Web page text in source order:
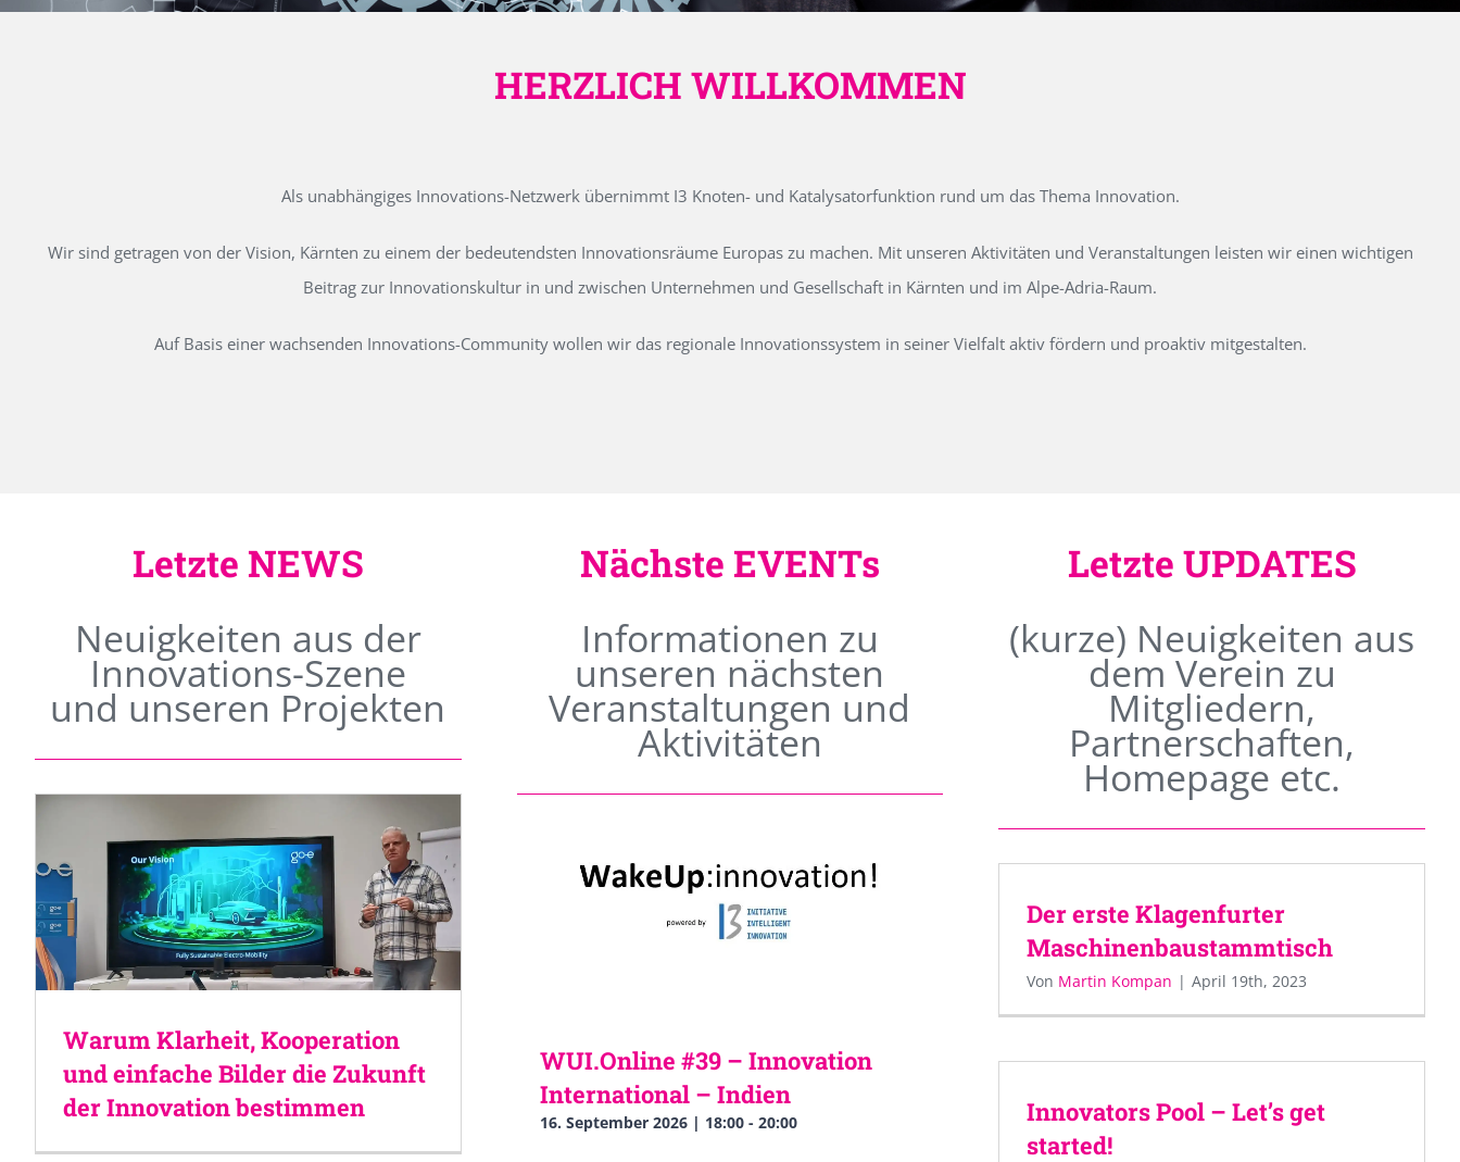
HERZLICH WILLKOMMEN
Als unabhängiges Innovations-Netzwerk übernimmt I3 Knoten- und Katalysatorfunktion rund um das Thema Innovation.
Wir sind getragen von der Vision, Kärnten zu einem der bedeutendsten Innovationsräume Europas zu machen. Mit unseren Aktivitäten und Veranstaltungen leisten wir einen wichtigen
Beitrag zur Innovationskultur in und zwischen Unternehmen und Gesellschaft in Kärnten und im Alpe-Adria-Raum.
Auf Basis einer wachsenden Innovations-Community wollen wir das regionale Innovationssystem in seiner Vielfalt aktiv fördern und proaktiv mitgestalten.
Letzte NEWS
Neuigkeiten aus der
Innovations-Szene
und unseren Projekten
Warum Klarheit, Kooperation
und einfache Bilder die Zukunft
der Innovation bestimmen
Nächste EVENTs
Informationen zu
unseren nächsten
Veranstaltungen und
Aktivitäten
WUI.Online #39 – Innovation
International – Indien
16. September 2026 | 18:00- 20:00
Letzte UPDATES
(kurze) Neuigkeiten aus
dem Verein zu
Mitgliedern,
Partnerschaften,
Homepage etc.
Der erste Klagenfurter
Maschinenbaustammtisch
Von Martin Kompan | April 19th, 2023
Innovators Pool – Let’s get
started!